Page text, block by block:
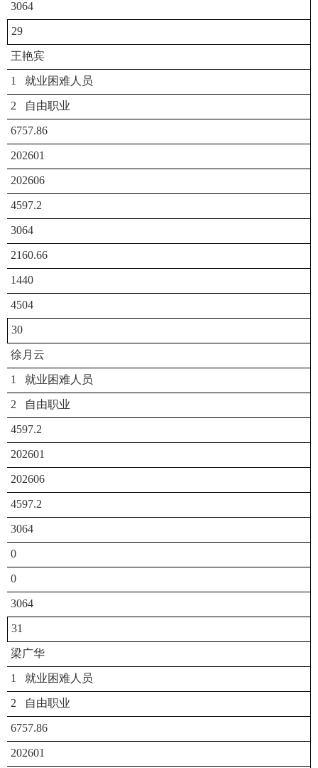
3064
29
王艳宾
1 就业困难人员
2 自由职业
6757.86
202601
202606
4597.2
3064
2160.66
1440
4504
30
徐月云
1 就业困难人员
2 自由职业
4597.2
202601
202606
4597.2
3064
0
0
3064
31
梁广华
1 就业困难人员
2 自由职业
6757.86
202601